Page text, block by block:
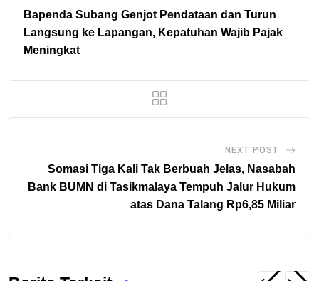
Bapenda Subang Genjot Pendataan dan Turun
Langsung ke Lapangan, Kepatuhan Wajib Pajak
Meningkat
NEXT POST
Somasi Tiga Kali Tak Berbuah Jelas, Nasabah
Bank BUMN di Tasikmalaya Tempuh Jalur Hukum
atas Dana Talang Rp6,85 Miliar